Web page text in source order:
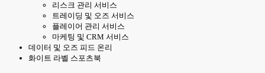
리스크 관리 서비스
트레이딩 및 오즈 서비스
플레이어 관리 서비스
마케팅 및 CRM 서비스
데이터 및 오즈 피드 온리
화이트 라벨 스포츠북